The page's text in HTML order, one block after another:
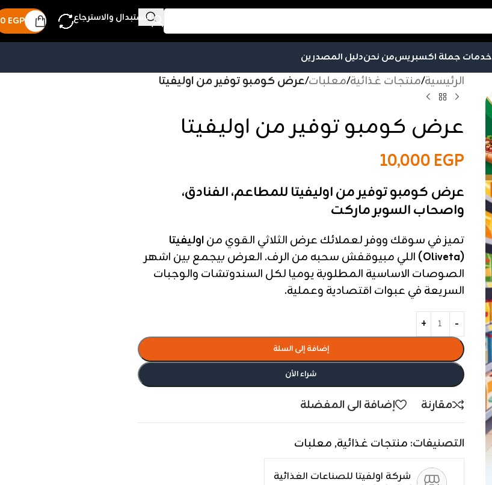
الاستبدال والاسترجاع 0 EGP
خدمات جملة اكسبريسمن نحندليل المصدرين
الرئيسية/منتجات غذائية/معلبات/عرض كومبو توفير من اوليفيتا
عرض كومبو توفير من اوليفيتا
10,000EGP
عرض كومبو توفير من اوليفيتا للمطاعم، الفنادق،
واصحاب السوبر ماركت
تميز في سوقك ووفر لعملائك عرض الثلاثي القوي مناوليفيتا
(Oliveta)
اللي مبيوقفش سحبه من الرف. العرض بيجمع بين اشهر
الصوصات الاساسية المطلوبة يوميا لكل السندوتشات والوجبات
السريعة في عبوات اقتصادية وعملية.
إضافة إلى السلة
شراء الأن
مقارنة إضافة الى المفضلة
التصنيفات: منتجات غذائية, معلبات
شركة اولفيتا للصناعات الغذائية